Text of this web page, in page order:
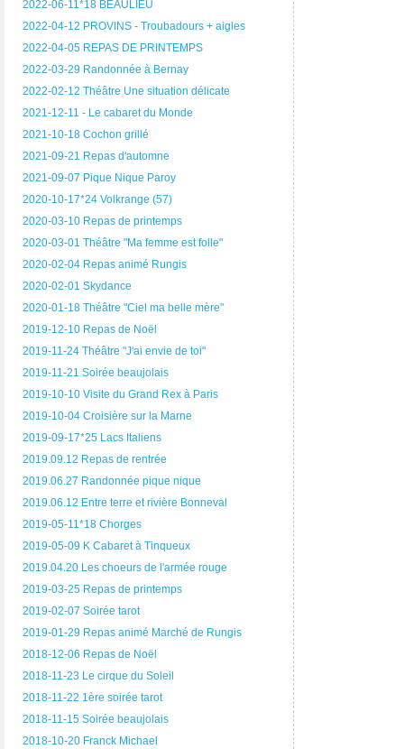
2022-06-11*18 BEAULIEU
2022-04-12 PROVINS - Troubadours + aigles
2022-04-05 REPAS DE PRINTEMPS
2022-03-29 Randonnée à Bernay
2022-02-12 Théâtre Une situation délicate
2021-12-11 - Le cabaret du Monde
2021-10-18 Cochon grillé
2021-09-21 Repas d'automne
2021-09-07 Pique Nique Paroy
2020-10-17*24 Volkrange (57)
2020-03-10 Repas de printemps
2020-03-01 Théâtre "Ma femme est folle"
2020-02-04 Repas animé Rungis
2020-02-01 Skydance
2020-01-18 Théâtre "Ciel ma belle mère"
2019-12-10 Repas de Noël
2019-11-24 Théâtre "J'ai envie de toi"
2019-11-21 Soirée beaujolais
2019-10-10 Visite du Grand Rex à Paris
2019-10-04 Croisière sur la Marne
2019-09-17*25 Lacs Italiens
2019.09.12 Repas de rentrée
2019.06.27 Randonnée pique nique
2019.06.12 Entre terre et rivière Bonneval
2019-05-11*18 Chorges
2019-05-09 K Cabaret à Tinqueux
2019.04.20 Les choeurs de l'armée rouge
2019-03-25 Repas de printemps
2019-02-07 Soirée tarot
2019-01-29 Repas animé Marché de Rungis
2018-12-06 Repas de Noël
2018-11-23 Le cirque du Soleil
2018-11-22 1ère soirée tarot
2018-11-15 Soirée beaujolais
2018-10-20 Franck Michael